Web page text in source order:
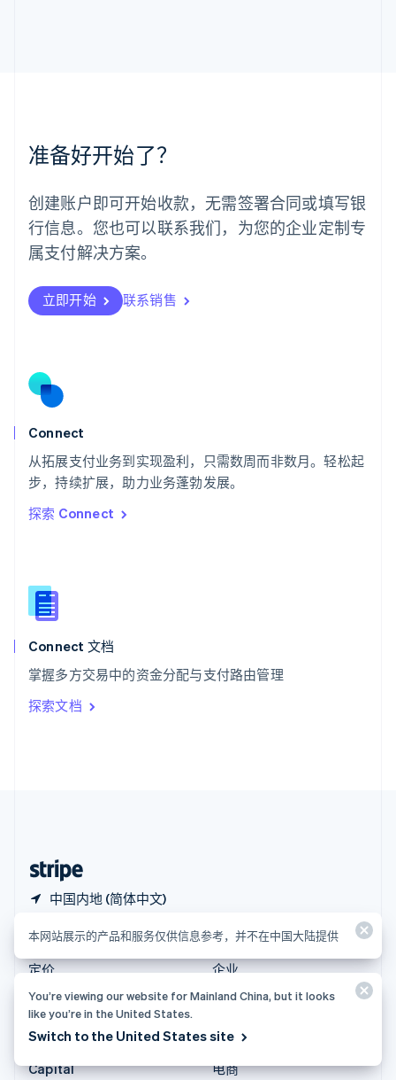
准备好开始了？
创建账户即可开始收款，无需签署合同或填写银
行信息。您也可以联系我们，为您的企业定制专
属支付解决方案。
立即开始 联系销售
Connect
从拓展支付业务到实现盈利，只需数周而非数月。轻松起
步，持续扩展，助力业务蓬勃发展。
探索 Connect
Connect 文档
掌握多方交易中的资金分配与支付路由管理
探索文档
中国内地 (简体中文)
挪威
葡萄牙
Português English
日本
日本語English
瑞典
瑞士
DeutschFrançais
English
斯洛文尼亚
泰国
ไทยEnglish
希腊
English
西班牙
新西兰
English
匈牙利
English
ItalianoEnglish
印度
English
产品和定价
定价
Atlas
Authorization Boost
Billing
Capital
解决方案
企业
初创公司
加密货币
电商
本网站展示的产品和服务仅供信息参考，并不在中国大陆提供
You’re viewing our website for Mainland China, but it looks
like you’re in the United States.
Switch to the United States site